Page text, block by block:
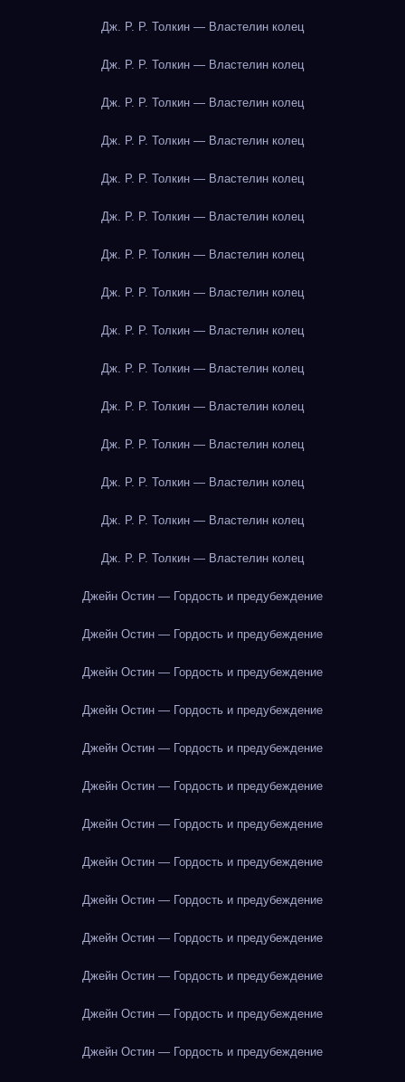
Дж. Р. Р. Толкин — Властелин колец
Дж. Р. Р. Толкин — Властелин колец
Дж. Р. Р. Толкин — Властелин колец
Дж. Р. Р. Толкин — Властелин колец
Дж. Р. Р. Толкин — Властелин колец
Дж. Р. Р. Толкин — Властелин колец
Дж. Р. Р. Толкин — Властелин колец
Дж. Р. Р. Толкин — Властелин колец
Дж. Р. Р. Толкин — Властелин колец
Дж. Р. Р. Толкин — Властелин колец
Дж. Р. Р. Толкин — Властелин колец
Дж. Р. Р. Толкин — Властелин колец
Дж. Р. Р. Толкин — Властелин колец
Дж. Р. Р. Толкин — Властелин колец
Дж. Р. Р. Толкин — Властелин колец
Джейн Остин — Гордость и предубеждение
Джейн Остин — Гордость и предубеждение
Джейн Остин — Гордость и предубеждение
Джейн Остин — Гордость и предубеждение
Джейн Остин — Гордость и предубеждение
Джейн Остин — Гордость и предубеждение
Джейн Остин — Гордость и предубеждение
Джейн Остин — Гордость и предубеждение
Джейн Остин — Гордость и предубеждение
Джейн Остин — Гордость и предубеждение
Джейн Остин — Гордость и предубеждение
Джейн Остин — Гордость и предубеждение
Джейн Остин — Гордость и предубеждение